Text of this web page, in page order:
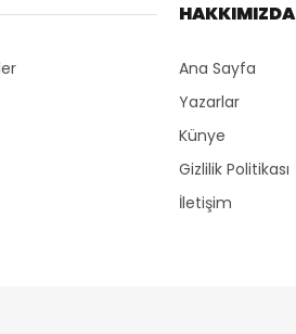
HAKKIMIZDA
Ana Sayfa
Yazarlar
Künye
Gizlilik Politikası
İletişim